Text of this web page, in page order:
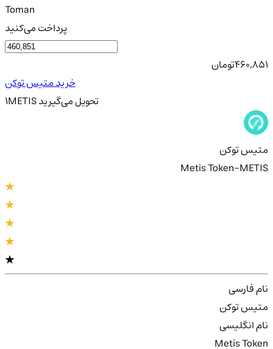
Toman
پرداخت می‌کنید
460,851تومان
خرید متیس توکن
1METIS تحویلمی‌گیرید
متیس توکن
Metis Token-METIS
نام فارسی
متیس توکن
نام انگلیسی
Metis Token